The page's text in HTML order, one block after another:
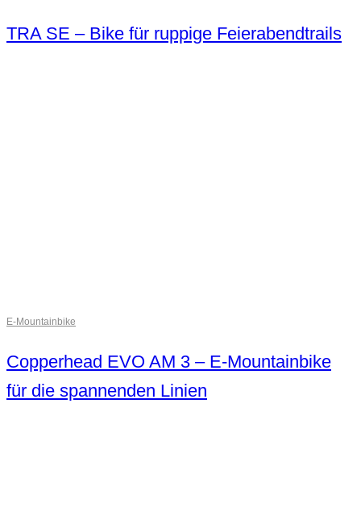
TRA SE – Bike für ruppige Feierabendtrails
E-Mountainbike
Copperhead EVO AM 3 – E-Mountainbike
für die spannenden Linien